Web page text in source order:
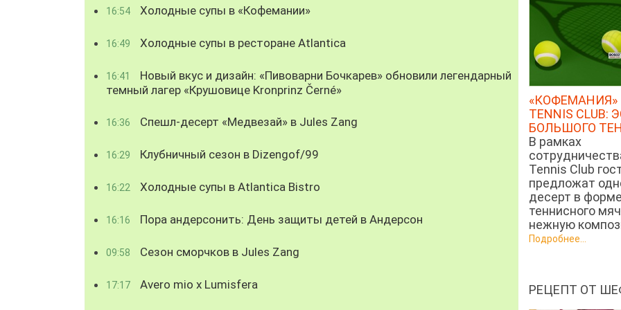
16:54 Холодные супы в «Кофемании»
16:49 Холодные супы в ресторане Atlantica
16:41
Новый вкус и дизайн: «Пивоварни Бочкарев» обновили легендарный
темный лагер «Крушовице Kronprinz Černé»
16:36 Спешл-десерт «Медвезай» в Jules Zang
16:29 Клубничный сезон в Dizengof/99
16:22 Холодные супы в Atlantica Bistro
16:16 Пора андерсонить: День защиты детей в Андерсон
09:58 Сезон сморчков в Jules Zang
17:17 Avero mio x Lumisfera
«КОФЕМАНИЯ»
TENNIS CLUB:
БОЛЬШОГО
В рамках
Tennis Club
предложат
десерт в форме
теннисного
нежную
Подробнее...
РЕЦЕПТ ОТ